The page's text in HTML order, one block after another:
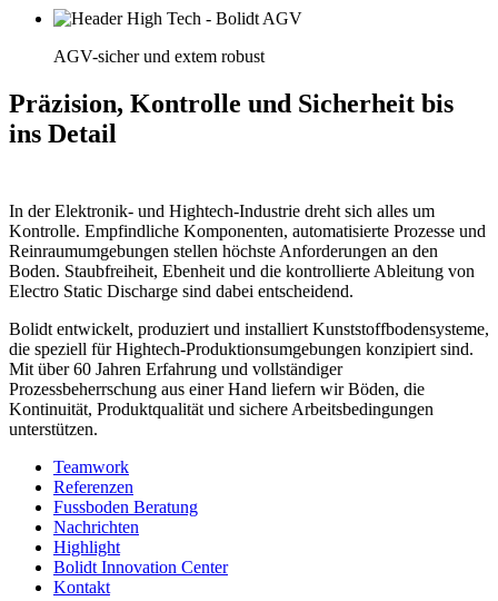
AGV-sicher und extem robust
Präzision, Kontrolle und Sicherheit bis
ins Detail
In der Elektronik- und Hightech-Industrie dreht sich alles um
Kontrolle. Empfindliche Komponenten, automatisierte Prozesse und
Reinraumumgebungen stellen höchste Anforderungen an den
Boden. Staubfreiheit, Ebenheit und die kontrollierte Ableitung von
Electro Static Discharge sind dabei entscheidend.
Bolidt entwickelt, produziert und installiert Kunststoffbodensysteme,
die speziell für Hightech-Produktionsumgebungen konzipiert sind.
Mit über 60 Jahren Erfahrung und vollständiger
Prozessbeherrschung aus einer Hand liefern wir Böden, die
Kontinuität, Produktqualität und sichere Arbeitsbedingungen
unterstützen.
Teamwork
Referenzen
Fussboden Beratung
Nachrichten
Highlight
Bolidt Innovation Center
Kontakt